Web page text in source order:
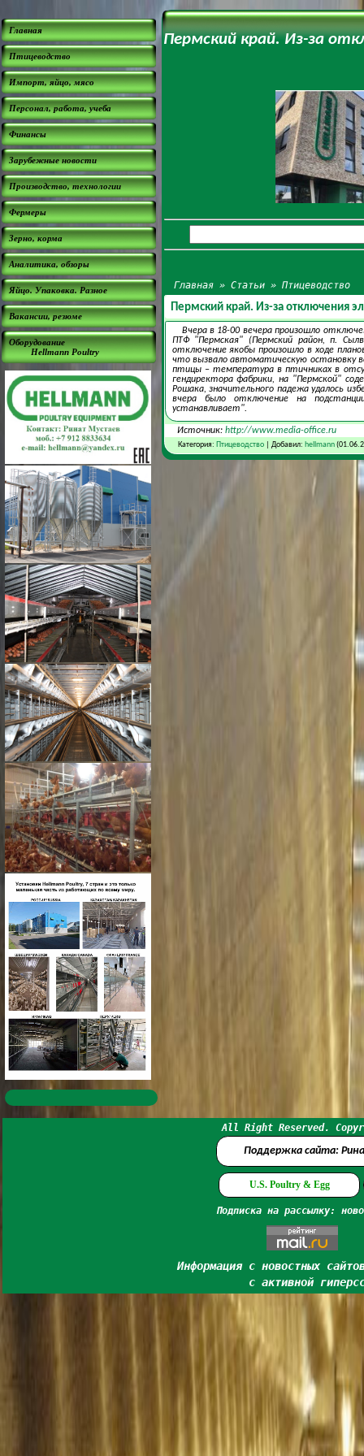
Главная
Птицеводство
Импорт, яйцо, мясо
Персонал, работа, учеба
Финансы
Зарубежные новости
Производство, технологии
Фермеры
Зерно, корма
Аналитика, обзоры
Яйцо. Упаковка. Разное
Вакансии, резюме
Оборудование
Hellmann Poultry
Пермский край. Из-за
Главная »Статьи »Птицеводство
Пермский край. Из-за отключения
Вчера в 18-00 вечера произошло
ПТФ "Пермская" (Пермский район, п.
отключение якобы произошло в ходе
что вызвало автоматическую остановку
птицы – температура в птичниках в
гендиректора фабрики, на "Пермской"
Рошака, значительного падежа удалось
вчера было отключение на
устанавливает".
Источник: http://www.media-office.ru
Категория: Птицеводство| Добавил: hellmann
All Right Reserved.
Поддержка сайта:
U.S. Poultry & Egg
Подписка на рассылку:
Информация с новостных
с активной